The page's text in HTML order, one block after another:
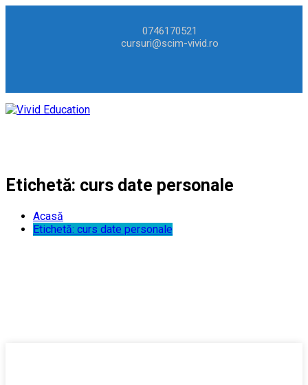
0746170521
cursuri@scim-vivid.ro
Etichetă: curs date personale
Acasă
Etichetă: curs date personale